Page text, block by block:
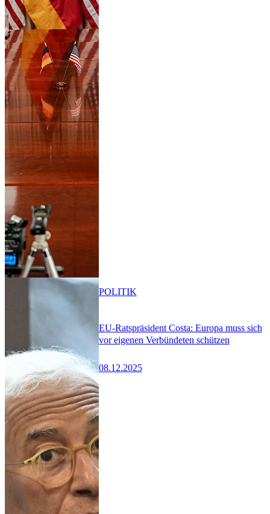
EU-Ratspräsident Costa: Europa muss sich
vor eigenen Verbündeten schützen
08.12.2025
POLITIK